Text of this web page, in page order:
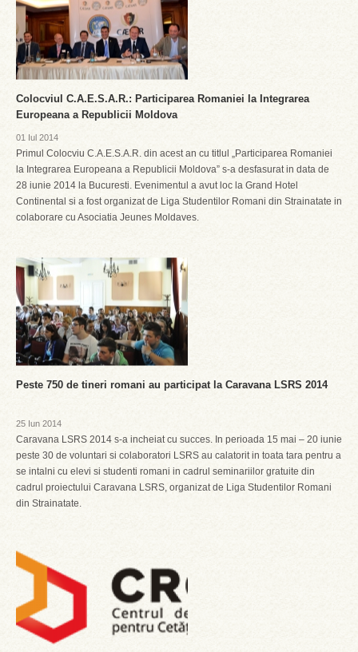
Colocviul C.A.E.S.A.R.: Participarea Romaniei la Integrarea
Europeana a Republicii Moldova
01 Iul 2014
Primul Colocviu C.A.E.S.A.R. din acest an cu titlul „Participarea Romaniei
la Integrarea Europeana a Republicii Moldova” s-a desfasurat in data de
28 iunie 2014 la Bucuresti. Evenimentul a avut loc la Grand Hotel
Continental si a fost organizat de Liga Studentilor Romani din Strainatate in
colaborare cu Asociatia Jeunes Moldaves.
Peste 750 de tineri romani au participat la Caravana LSRS 2014
25 Iun 2014
Caravana LSRS 2014 s-a incheiat cu succes. In perioada 15 mai – 20 iunie
peste 30 de voluntari si colaboratori LSRS au calatorit in toata tara pentru a
se intalni cu elevi si studenti romani in cadrul seminariilor gratuite din
cadrul proiectului Caravana LSRS, organizat de Liga Studentilor Romani
din Strainatate.